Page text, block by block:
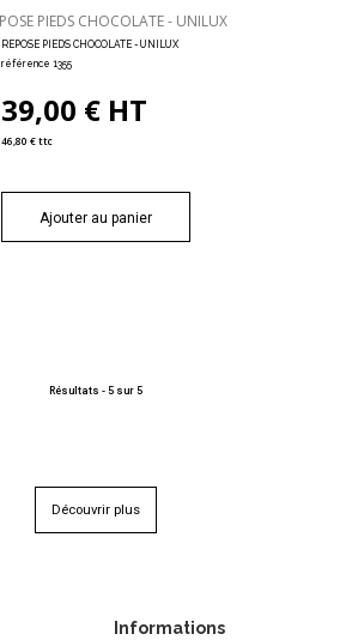
REPOSE PIEDS CHOCOLATE - UNILUX
référence 1355
39,00 € HT
46,80 € ttc
Ajouter au panier
Résultats - 5 sur 5
Découvrir plus
Informations